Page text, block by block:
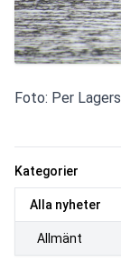
Kategorier
Alla nyheter
Allmänt
Foto: Per